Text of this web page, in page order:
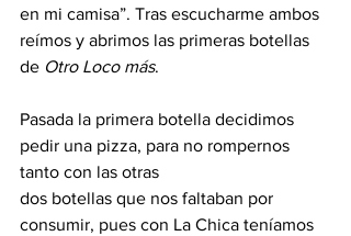
en mi camisa”. Tras escucharme ambos
reímos y abrimos las primeras botellas
de Otro Loco más.
Pasada la primera botella decidimos
pedir una pizza, para no rompernos
tanto con las otras
dos botellas que nos faltaban por
consumir, pues con La Chica teníamos